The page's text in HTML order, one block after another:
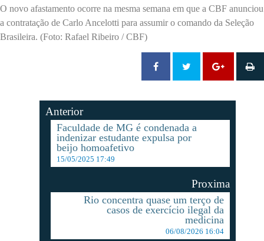
O novo afastamento ocorre na mesma semana em que a CBF anunciou
a contratação de Carlo Ancelotti para assumir o comando da Seleção
Brasileira. (Foto: Rafael Ribeiro / CBF)
Anterior
Faculdade de MG é condenada a
indenizar estudante expulsa por
beijo homoafetivo
15/05/2025 17:49
Proxima
Rio concentra quase um terço de
casos de exercício ilegal da
medicina
06/08/2026 16:04